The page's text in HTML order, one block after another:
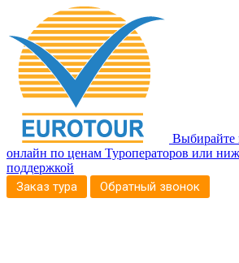
Выбирайте
онлайн по ценам Туроператоров или
поддержкой
Заказ тура Обратный звонок